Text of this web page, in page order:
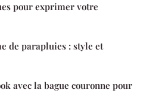
pour exprimer votre
de parapluies : style et
avec la bague couronne pour